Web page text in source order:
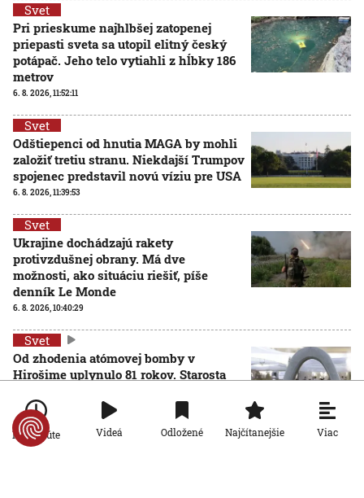
Svet
Pri prieskume najhlbšej zatopenej
priepasti sveta sa utopil elitný český
potápač. Jeho telo vytiahli z hĺbky 186
metrov
6. 8. 2026, 11:52:11
Svet
Odštiepenci od hnutia MAGA by mohli
založiť tretiu stranu. Niekdajší Trumpov
spojenec predstavil novú víziu pre USA
6. 8. 2026, 11:39:53
Svet
Ukrajine dochádzajú rakety
protivzdušnej obrany. Má dve
možnosti, ako situáciu riešiť, píše
denník Le Monde
6. 8. 2026, 10:40:29
Svet
Od zhodenia atómovej bomby v
Hirošime uplynulo 81 rokov. Starosta
neľudskosti jadrových zbraní
6. 8. 2026, 10:39:25
Po minúte Videá Odložené Najčítanejšie Viac